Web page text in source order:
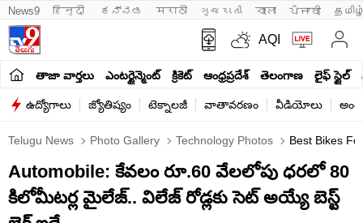
News9 हिन्दी ಕನ್ನಡ मराठी ગુજરાતી বাংলা ਪੰਜਾਬੀ
AQI
తాజా వార్తలు ఎంటర్టైన్మెంట్ క్రికెట్ ఆంధ్రప్రదేశ్ తెలంగాణ లైఫ్ స్టైల్
ఉద్యోగాలు జ్యోతిష్యం టెక్నాలజీ వాతావరణం వీడియోలు
Telugu News Photo Gallery Technology Photos Best Bikes
Automobile: కేవలం రూ.60 వేలలోపు ధరలో 80
కిలోమీటర్ల మైలేజ్.. విలేజ్ రోడ్లకు సెట్ అయ్యే బెస్ట్